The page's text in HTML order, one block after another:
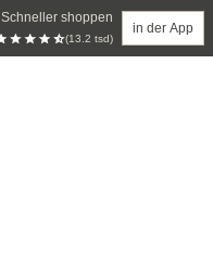
Schneller shoppen
(13.2 tsd)
in der App